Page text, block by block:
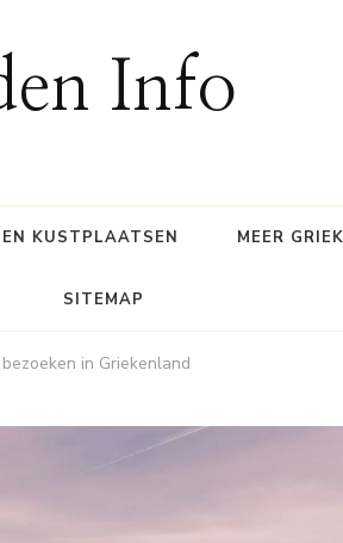
Info
KUSTPLAATSEN MEER
SITEMAP
in Griekenland